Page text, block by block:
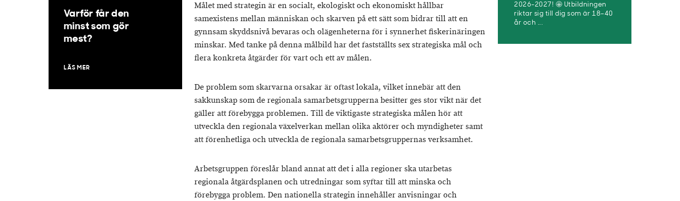
Målet med strategin är en socialt, ekologiskt och ekonomiskt hållbar
samexistens mellan människan och skarven på ett sätt som bidrar till att en
gynnsam skyddsnivå bevaras och olägenheterna för i synnerhet fiskerinäringen
minskar. Med tanke på denna målbild har det fastställts sex strategiska mål och
flera konkreta åtgärder för vart och ett av målen.
De problem som skarvarna orsakar är oftast lokala, vilket innebär att den
sakkunskap som de regionala samarbetsgrupperna besitter ges stor vikt när det
gäller att förebygga problemen. Till de viktigaste strategiska målen hör att
utveckla den regionala växelverkan mellan olika aktörer och myndigheter samt
att förenhetliga och utveckla de regionala samarbetsgruppernas verksamhet.
Arbetsgruppen föreslår bland annat att det i alla regioner ska utarbetas
regionala åtgärdsplanen och utredningar som syftar till att minska och
förebygga problem. Den nationella strategin innehåller anvisningar och
Varför får den
minst som gör
mest?
LÄS MER
2026-2027! 🤩 Utbildningen
riktar sig till dig som är 18–40
år och ...